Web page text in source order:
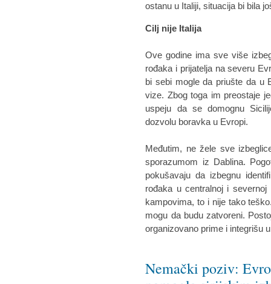
ostanu u Italiji, situacija bi bila
Cilj nije Italija
Ove godine ima sve više
rođaka i prijatelja na severu
bi sebi mogle da priušte da u
vize. Zbog toga im preostaje
uspeju da se domognu
dozvolu boravka u Evropi.
Međutim, ne žele sve
sporazumom iz Dablina.
pokušavaju da izbegnu
rođaka u centralnoj i
kampovima, to i nije tako
mogu da budu zatvoreni.
organizovano prime i integrišu
Nemački poziv: